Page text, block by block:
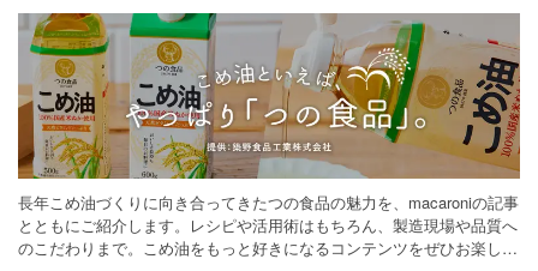
長年こめ油づくりに向き合ってきたつの食品の魅力を、macaroniの記事
とともにご紹介します。レシピや活用術はもちろん、製造現場や品質へ
のこだわりまで。こめ油をもっと好きになるコンテンツをぜひお楽しみ